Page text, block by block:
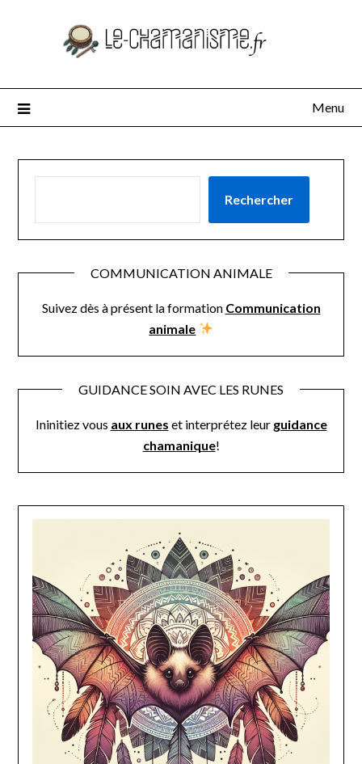
Menu
Rechercher
COMMUNICATION ANIMALE
Suivez dès à présent la formation Communication
animale
GUIDANCE SOIN AVEC LES RUNES
Ininitiez vous aux runes et interprétez leur guidance
chamanique!